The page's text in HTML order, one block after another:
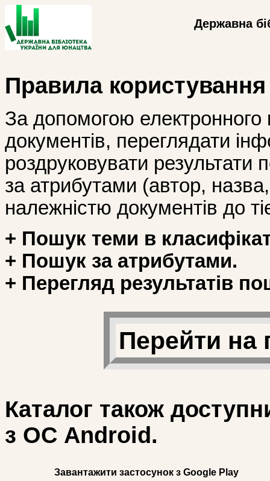
Державна
Правила
За допомогою
документів, переглядати
роздруковувати
за атрибутами (автор, назва,
належністю документів до
+ Пошук теми в
+ Пошук за атрибутами.
+ Перегляд результатів
Перейти на
Каталог також
з ОС Android.
Завантажити застосунок з Google Play